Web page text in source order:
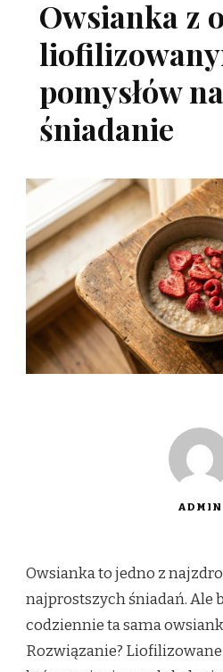
Owsianka z
pomysłów
śniadanie
ADMIN
Owsianka to jedno z
najprostszych śniadań. Ale
codziennie ta sama
Rozwiązanie?